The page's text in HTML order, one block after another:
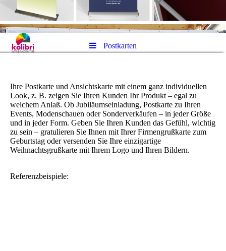
Postkarten
Ihre Postkarte und Ansichtskarte mit einem ganz individuellen
Look, z. B. zeigen Sie Ihren Kunden Ihr Produkt – egal zu
welchem Anlaß. Ob Jubiläumseinladung, Postkarte zu Ihren
Events, Modenschauen oder Sonderverkäufen – in jeder Größe
und in jeder Form. Geben Sie Ihren Kunden das Gefühl, wichtig
zu sein – gratulieren Sie Ihnen mit Ihrer Firmengrußkarte zum
Geburtstag oder versenden Sie Ihre einzigartige
Weihnachtsgrußkarte mit Ihrem Logo und Ihren Bildern.
Referenzbeispiele: